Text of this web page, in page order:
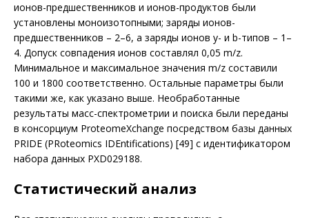
ионов-предшественников и ионов-продуктов были
установлены моноизотопными; заряды ионов-
предшественников – 2–6, а заряды ионов y- и b-типов – 1–
4. Допуск совпадения ионов составлял 0,05 m/z.
Минимальное и максимальное значения m/z составили
100 и 1800 соответственно. Остальные параметры были
такими же, как указано выше. Необработанные
результаты масс-спектрометрии и поиска были переданы
в консорциум ProteomeXchange посредством базы данных
PRIDE (PRoteomics IDEntifications) [49] с идентификатором
набора данных PXD029188.
Статистический анализ